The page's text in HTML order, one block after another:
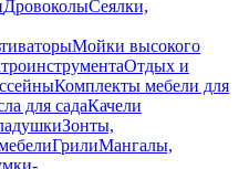
ДровоколыСеялки,
Мойки высокого
Отдых и
Комплекты мебели для
для садаКачели
Зонты,
ГрилиМангалы,